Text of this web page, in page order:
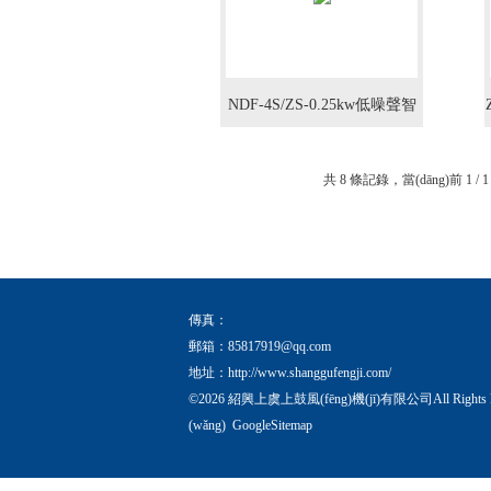
NDF-4S/ZS-0.25kw低噪聲智
共 8 條記錄，當(dāng)前 1
傳真：
郵箱： 85817919@qq.com
地址：http://www.shanggufengji.com/
©2026 紹興上虞上鼓風(fēng)機(jī)有限公司All Rights
(wǎng) GoogleSitemap